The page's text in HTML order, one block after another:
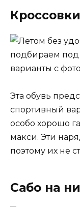
Кроссовки
Эта обувь
спортивный
особо хорошо
макси. Эти
поэтому их не
Сабо на